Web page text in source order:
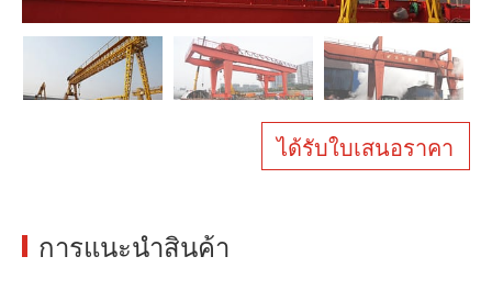
เกี่ยวกับเรา
ข่าว
ได้รับใบเสนอราคา
การแนะนำสินค้า